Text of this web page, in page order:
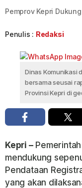
Pemprov Kepri
Penulis : Redaksi
Dinas Komunikasi
bersama seusai
Provinsi Kepri di
Kepri –Pemerintah
mendukung
Pendataan
yang akan